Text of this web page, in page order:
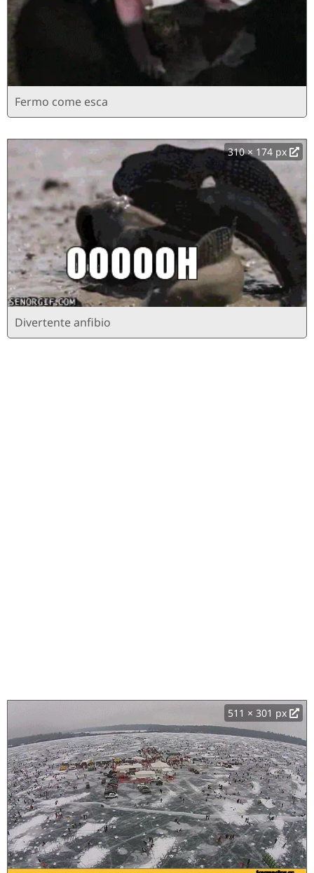
Fermo come esca
310 × 174 px
Divertente anfibio
511 × 301 px